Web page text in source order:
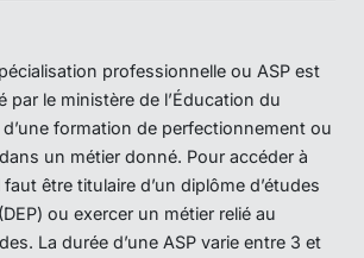
professionnelle ou ASP est
par le ministère de l’Éducation du
formation de perfectionnement ou
un métier donné. Pour accéder à
être titulaire d’un diplôme d’études
ou exercer un métier relié au
La durée d’une ASP varie entre 3 et